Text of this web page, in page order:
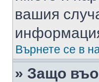
вашия
Върнете се в
» Защо